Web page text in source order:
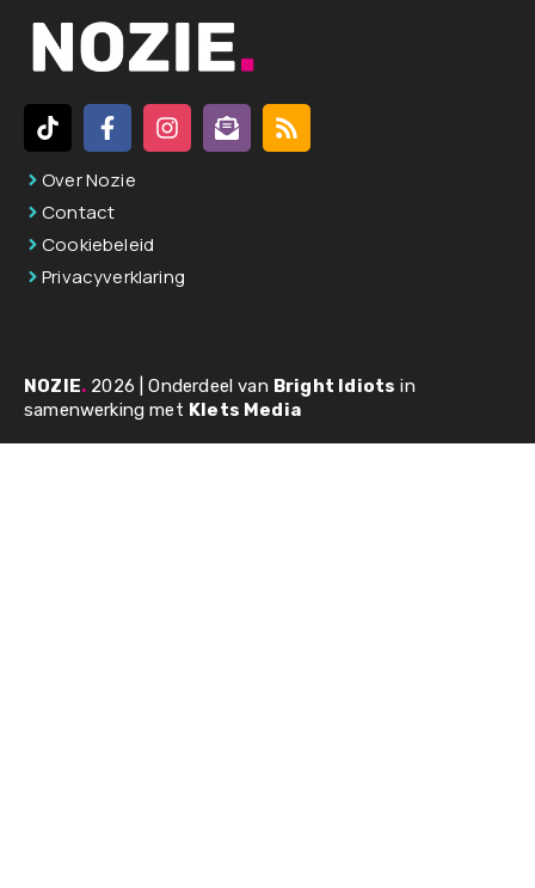
Over Nozie
Contact
Cookiebeleid
Privacyverklaring
NOZIE. 2026 | Onderdeel van Bright Idiots in
samenwerking met Klets Media